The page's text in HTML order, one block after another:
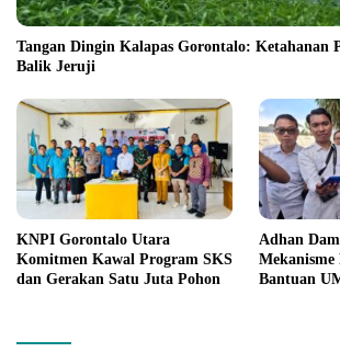
Tangan Dingin Kalapas Gorontalo: Ketahanan
Balik Jeruji
KNPI Gorontalo Utara
Komitmen Kawal Program SKS
dan Gerakan Satu Juta Pohon
Adhan
Mekanisme
Bantuan